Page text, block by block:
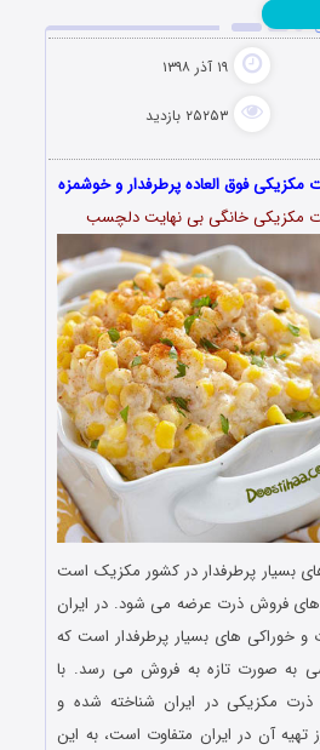
۱۹ آذر ۱۳۹۸
۲۵۲۵۳ بازدید
مکزیکی فوق العاده پرطرفدار و خوشمزه
مکزیکی خانگی بی نهایت دلچسب
بسیار پرطرفدار در کشور مکزیک است
فروش ذرت عرضه می ‌شود. در ایران
و خوراکی های بسیار پرطرفدار است که
صورت تازه به فروش می ‌رسد. با
ذرت مکزیکی در ایران شناخته شده و
آن در ایران متفاوت است، به این